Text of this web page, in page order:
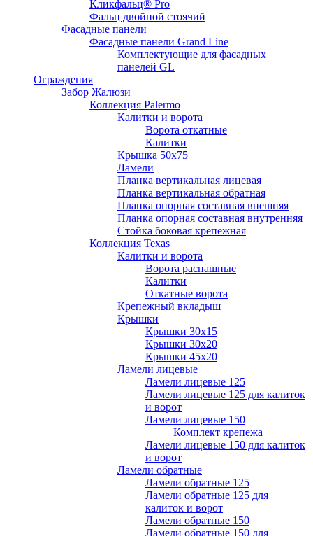
Кликфальц® Pro
Фальц двoйной стоячий
Фасадные панели
Фасадные панели Grand Line
Комплектующие для фасадных
панелей GL
Ограждения
Забор Жалюзи
Коллекция Palermo
Калитки и ворота
Ворота откатные
Калитки
Крышка 50х75
Ламели
Планка вертикальная лицевая
Планка вертикальная обратная
Планка опорная составная внешняя
Планка опорная составная внутренняя
Стойка боковая крепежная
Коллекция Texas
Калитки и ворота
Ворота распашные
Калитки
Откатные ворота
Крепежный вкладыш
Крышки
Крышки 30х15
Крышки 30х20
Крышки 45х20
Ламели лицевые
Ламели лицевые 125
Ламели лицевые 125 для калиток
и ворот
Ламели лицевые 150
Комплект крепежа
Ламели лицевые 150 для калиток
и ворот
Ламели обратные
Ламели обратные 125
Ламели обратные 125 для
калиток и ворот
Ламели обратные 150
Ламели обратные 150 для